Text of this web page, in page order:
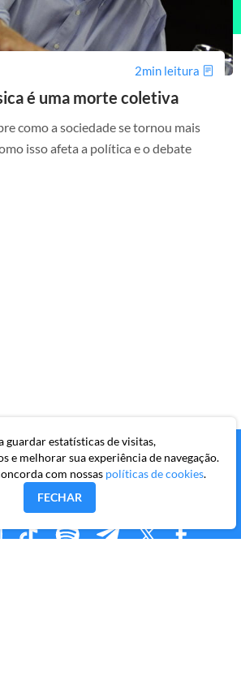
2min leitura
é uma morte coletiva
como a sociedade se tornou mais
isso afeta a política e o debate
guardar estatísticas de visitas,
e melhorar sua experiência de navegação.
com nossas políticas de cookies.
FECHAR